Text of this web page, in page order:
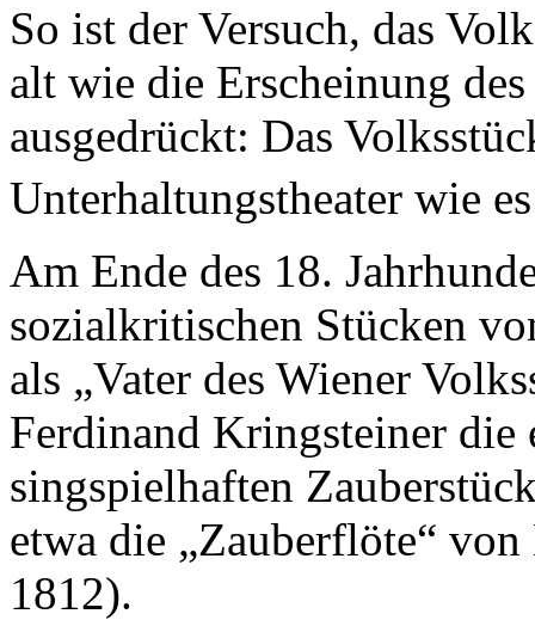
So ist der Versuch, das
alt wie die Erscheinung
ausgedrückt: Das
Unterhaltungstheater wie
Am Ende des 18.
sozialkritischen Stücken
als „Vater des Wiener
Ferdinand Kringsteiner die
singspielhaften
etwa die „Zauberflöte“
1812).